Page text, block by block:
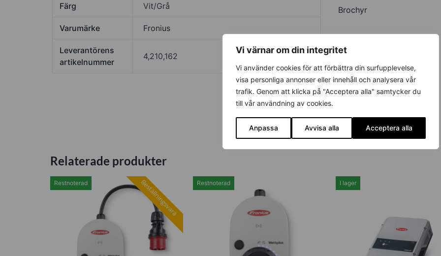
Vi värnar om din integritet
Vi använder cookies för att förbättra din surfupplevelse,
visa personliga annonser eller innehåll och analysera vår
trafik. Genom att klicka på "Acceptera alla" samtycker du
till vår användning av cookies.
Anpassa Avvisa alla Acceptera alla
Färg Vit/Grå
Varumärke Fronius
Leverantörens
artikelnummer
4,210,162
Brochyr
Relaterade produkter
Beställningsvara
Restnoterad Restnoterad I lager